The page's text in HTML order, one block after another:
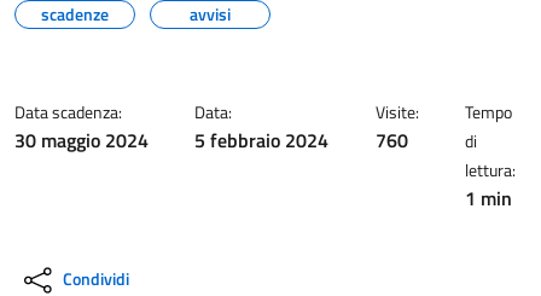
scadenze
avvisi
Data scadenza:
30 maggio 2024
Data:
5 febbraio 2024
Visite:
760
Tempo
di
lettura:
1 min
Condividi